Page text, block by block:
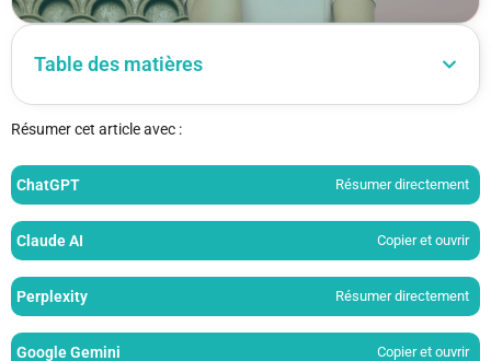
Table des matières
Résumer cet article avec :
ChatGPT Résumer directement
Claude AI Copier et ouvrir
Perplexity Résumer directement
Google Gemini Copier et ouvrir